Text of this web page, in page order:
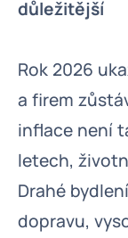
důležitější
Rok 2026
a firem
inflace není
letech,
Drahé
dopravu,